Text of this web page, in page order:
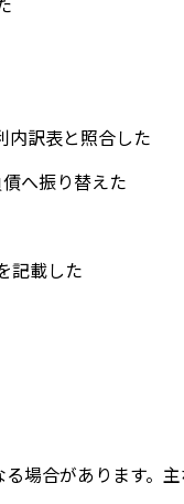
内訳表と照合した
へ振り替えた
記載した
場合があります。